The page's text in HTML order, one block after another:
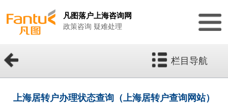
凡图落户上海咨询网
政策咨询 疑难处理
栏目导航
上海居转户办理状态查询（上海居转户查询网站）